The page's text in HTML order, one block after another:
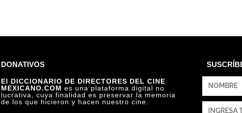
DONATIVOS
El DICCIONARIO DE DIRECTORES DEL CINE
MEXICANO.COM es una plataforma digital no
lucrativa, cuya finalidad es preservar la memoria
de los que hicieron y hacen nuestro cine.